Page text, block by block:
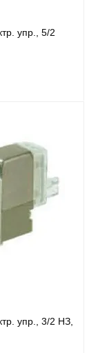
упр., 5/2
упр., 3/2 НЗ,